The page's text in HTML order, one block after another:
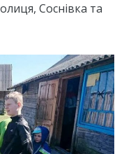
Соснівка та